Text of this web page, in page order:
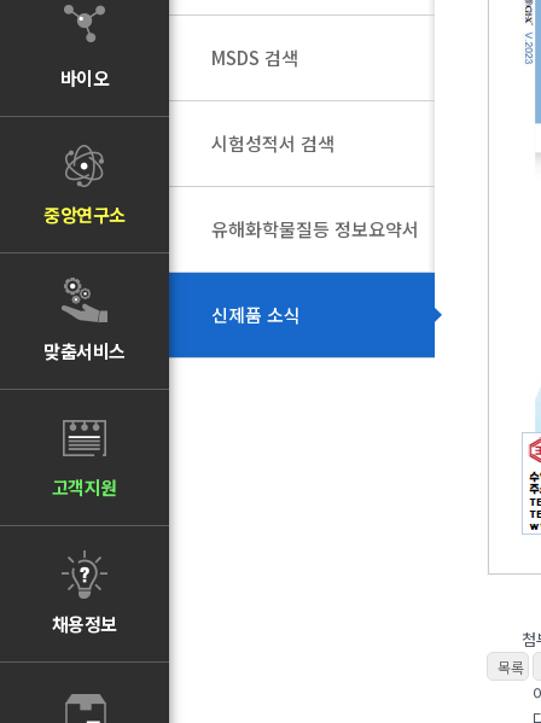
바이오
중앙연구소
맞춤서비스
고객지원
채용정보
MSDS 검색
시험성적서 검색
유해화학물질등 정보요약서
신제품 소식
첨